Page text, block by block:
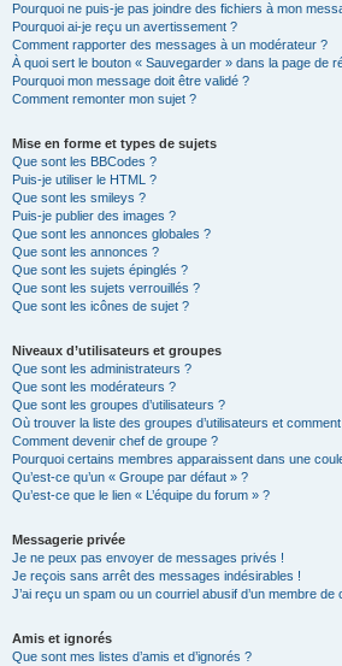
Pourquoi ne puis-je pas joindre des fichiers à mon
Pourquoi ai-je reçu un avertissement ?
Comment rapporter des messages à un modérateur ?
À quoi sert le bouton « Sauvegarder » dans la page de
Pourquoi mon message doit être validé ?
Comment remonter mon sujet ?
Mise en forme et types de sujets
Que sont les BBCodes ?
Puis-je utiliser le HTML ?
Que sont les smileys ?
Puis-je publier des images ?
Que sont les annonces globales ?
Que sont les annonces ?
Que sont les sujets épinglés ?
Que sont les sujets verrouillés ?
Que sont les icônes de sujet ?
Niveaux d’utilisateurs et groupes
Que sont les administrateurs ?
Que sont les modérateurs ?
Que sont les groupes d’utilisateurs ?
Où trouver la liste des groupes d’utilisateurs et
Comment devenir chef de groupe ?
Pourquoi certains membres apparaissent dans une
Qu’est-ce qu’un « Groupe par défaut » ?
Qu’est-ce que le lien « L’équipe du forum » ?
Messagerie privée
Je ne peux pas envoyer de messages privés !
Je reçois sans arrêt des messages indésirables !
J’ai reçu un spam ou un courriel abusif d’un membre de
Amis et ignorés
Que sont mes listes d’amis et d’ignorés ?